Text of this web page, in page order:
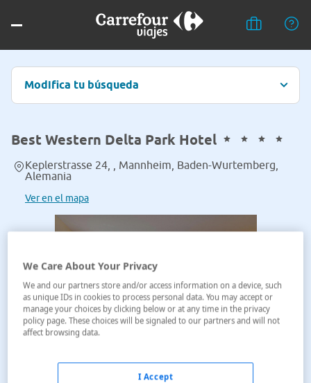
Modifica tu búsqueda
Best Western Delta Park Hotel
Keplerstrasse 24, , Mannheim, Baden-Wurtemberg,
Alemania
Ver en el mapa
We Care About Your Privacy
We and our partners store and/or access information on a device, such
as unique IDs in cookies to process personal data. You may accept or
manage your choices by clicking below or at any time in the privacy
policy page. These choices will be signaled to our partners and will not
affect browsing data.
I Accept